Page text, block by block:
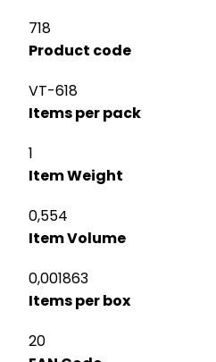
718
Product code
VT-618
Items per pack
1
Item Weight
0,554
Item Volume
0,001863
Items per box
20